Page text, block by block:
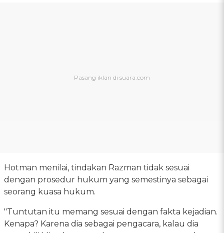
Hotman menilai, tindakan Razman tidak sesuai
dengan prosedur hukum yang semestinya sebagai
seorang kuasa hukum.
"Tuntutan itu memang sesuai dengan fakta kejadian.
Kenapa? Karena dia sebagai pengacara, kalau dia